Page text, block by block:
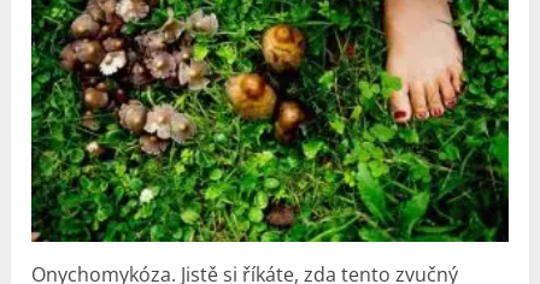
Onychomykóza. Jistě si říkáte, zda tento zvučný